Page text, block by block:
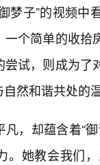
梦子”的视频
个简单的收
尝试，则成为
然和谐共处的
，却蕴含着“
。她教会我们